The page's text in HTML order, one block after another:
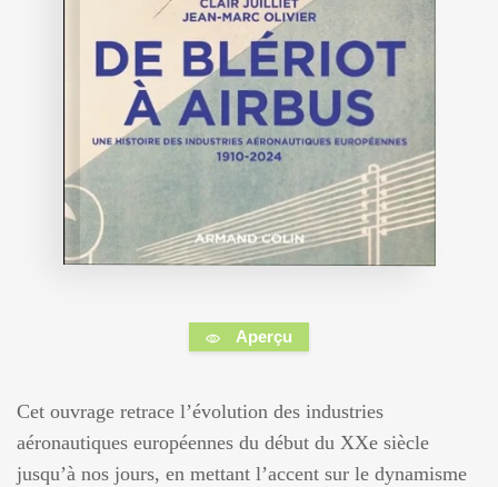
Aperçu
Cet ouvrage retrace l’évolution des industries
aéronautiques européennes du début du XXe siècle
jusqu’à nos jours, en mettant l’accent sur le dynamisme